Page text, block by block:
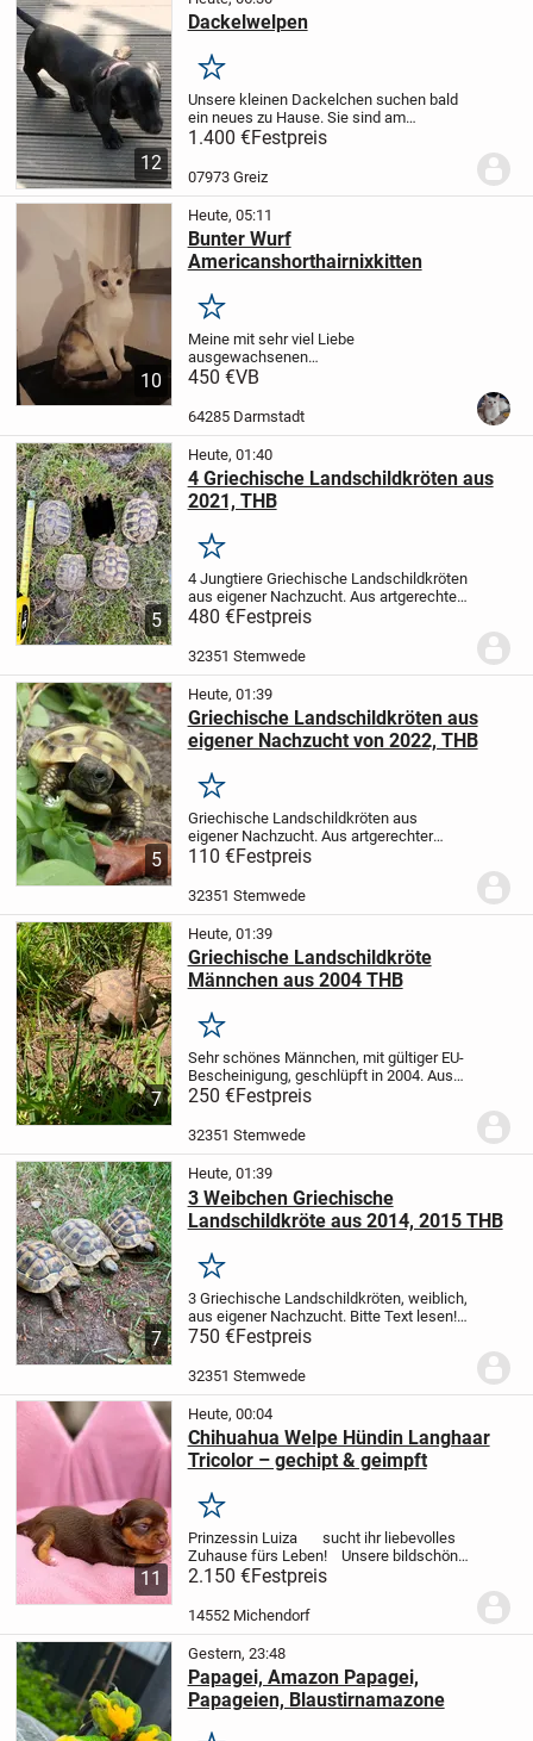
12
Dackelwelpen
Merken
Unsere kleinen Dackelchen suchen bald
ein neues zu Hause. Sie sind am
16.05.2026 geboren 3 Rüden und 3
Hundin. Sie wachsen bei uns zu Hause
mit Familien Anhang auf. An Kinder und
1.400 €Festpreis
07973 Greiz
10
Heute, 05:11
Bunter Wurf
Americanshorthairnixkitten
Merken
Meine mit sehr viel Liebe
ausgewachsenen
Amerivanshorthairmixkitten suchen ein
Mitte April geboren und wurden noch bis
Katzenmamas...
450 €VB
64285 Darmstadt
5
Heute, 01:40
4 Griechische Landschildkröten aus
2021, THB
Merken
4 Jungtiere Griechische Landschildkröten
aus eigener Nachzucht. Aus artgerechter
Freilandhaltung, mit gültigen EU-
Bescheinigungen. Die Schildkröteneier
wurden bei hoher Temperatur bebrütet, so
480 €Festpreis
32351 Stemwede
5
Heute, 01:39
Griechische Landschildkröten aus
eigener Nachzucht von 2022, THB
Merken
Griechische Landschildkröten aus
eigener Nachzucht. Aus artgerechter
Freilandhaltung, mit gültigen EU-
Bescheinigungen. Die Schildkröteneier
wurden bei hoher Temperatur bebrütet, so
110 €Festpreis
32351 Stemwede
7
Heute, 01:39
Griechische Landschildkröte
Männchen aus 2004 THB
Merken
Sehr schönes Männchen, mit gültiger EU-
Bescheinigung, geschlüpft in 2004. Aus
meiner artgerechten Freilandhaltung und
auch nur in Freilandhaltung mit Frühbeet
oder Gewächshaus mit entsprechender...
250 €Festpreis
32351 Stemwede
7
Heute, 01:39
3 Weibchen Griechische
Landschildkröte aus 2014, 2015 THB
Merken
3 Griechische Landschildkröten, weiblich,
aus eigener Nachzucht. Bitte Text lesen!
Aus artgerechter Freilandhaltung, mit
gültigen EU-Bescheinigungen. Diese 3
Weibchen sind vermutlich kleinwüchsig,
sie...
750 €Festpreis
32351 Stemwede
11
Heute, 00:04
Chihuahua Welpe Hündin Langhaar
Tricolor – gechipt & geimpft
Merken
Prinzessin Luiza sucht ihr liebevolles
Zuhause fürs Leben!
Unsere bildschöne,
reinrassige Chihuahua-Hündin Luiza in der
wunderschönen Zeichnung Tricolor sucht
ab Ende September / Anfang...
2.150 €Festpreis
14552 Michendorf
Gestern, 23:48
Papagei, Amazon Papagei,
Papageien, Blaustirnamazone